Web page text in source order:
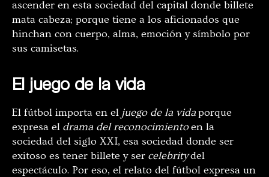
ascender en esta sociedad del capital donde billete
mata cabeza; porque tiene a los aficionados que
hinchan con cuerpo, alma, emoción y símbolo por
sus camisetas.
El juego de la vida
El fútbol importa en el juego de la vidaporque
expresa el drama del reconocimientoen la
sociedad del siglo XXI, esa sociedad donde ser
exitoso es tener billete y ser celebritydel
espectáculo. Por eso, el relato del fútbol expresa un